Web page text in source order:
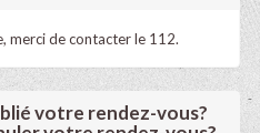
merci de contacter le 112.
votre rendez-vous?